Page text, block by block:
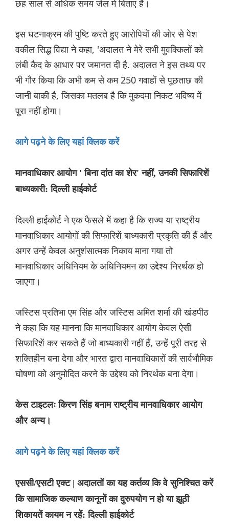
छह साल से अधिक समय जेल में बिताए हैं।
इस घटनाक्रम की पुष्टि करते हुए आरोपियों की ओर से पेश
वकील सिद्ध विद्या ने कहा, 'अदालत ने मेरे सभी मुवक्किलों को
लंबी कैद के आधार पर जमानत दी है. अदालत ने इस तथ्य पर
भी गौर किया कि अभी कम से कम 250 गवाहों से पूछताछ की
जानी बाकी है, जिसका मतलब है कि मुकदमा निकट भविष्य में
पूरा नहीं होगा।
आगे पढ़ने के लिए यहां क्लिक करें
मानवाधिकार आयोग ' बिना दांत का शेर' नहीं, उनकी सिफारिशें
बाध्यकारी: दिल्ली हाईकोर्ट
दिल्ली हाईकोर्ट ने एक फैसले में कहा है कि राज्य या राष्ट्रीय
मानवाधिकार आयोगों की सिफारिशें बाध्यकारी प्रकृति की हैं और
अगर उन्हें केवल अनुशंसात्मक निकाय माना गया तो
मानवाधिकार अधिनियम के अधिनियमन का उद्देश्य निरर्थक हो
जाएगा।
जस्टिस प्रतिभा एम सिंह और जस्टिस अमित शर्मा की खंडपीठ
ने कहा कि यह मानना कि मानवाधिकार आयोग केवल ऐसी
सिफारिशें कर सकते हैं जो बाध्यकारी नहीं हैं, उन्हें पूरी तरह से
शक्तिहीन बना देगा और भारत द्वारा मानवाधिकारों की सार्वभौमिक
घोषणा को अनुमोदित करने के उद्देश्य को निरर्थक बना देगा।
केस टाइटलः किरण सिंह बनाम राष्ट्रीय मानवाधिकार आयोग
और अन्य।
आगे पढ़ने के लिए यहां क्लिक करें
एससी/एसटी एक्ट | अदालतों का यह कर्तव्य कि वे सुनिश्चित करें
कि सामाजिक कल्याण कानूनों का दुरुपयोग न हो या झूठी
शिकायतें कायम न रहें: दिल्ली हाईकोर्ट